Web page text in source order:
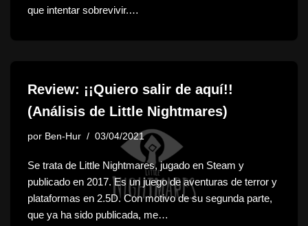
que intentar sobrevivir.…
Review: ¡¡Quiero salir de aquí!!
(Análisis de Little Nightmares)
por Ben-Hur 03/04/2021
Se trata de Little Nightmares, jugado en Steam y
publicado en 2017. Es un juego de aventuras de terror y
plataformas en 2.5D. Con motivo de su segunda parte,
que ya ha sido publicada, me…